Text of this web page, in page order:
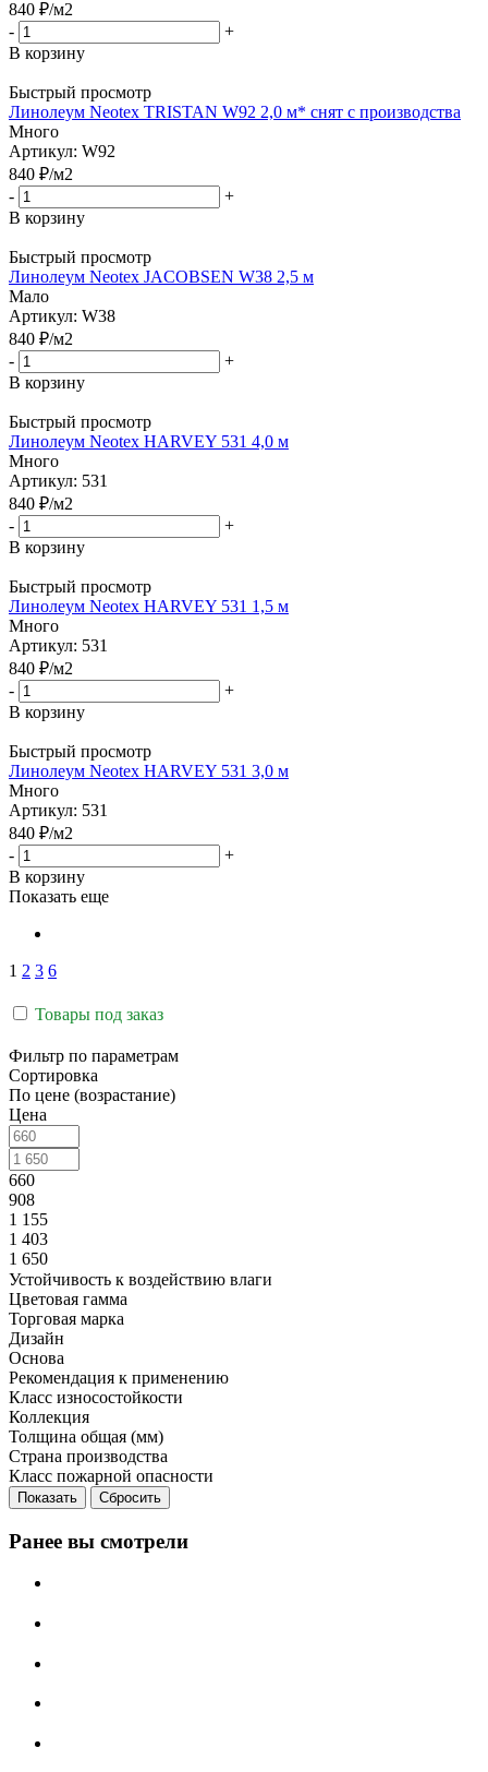
840 ₽/м2
-
+
В корзину
Быстрый просмотр
Линолеум Neotex TRISTAN W92 2,0 м* снят с производства
Много
Артикул: W92
840 ₽/м2
-
+
В корзину
Быстрый просмотр
Линолеум Neotex JACOBSEN W38 2,5 м
Мало
Артикул: W38
840 ₽/м2
-
+
В корзину
Быстрый просмотр
Линолеум Neotex HARVEY 531 4,0 м
Много
Артикул: 531
840 ₽/м2
-
+
В корзину
Быстрый просмотр
Линолеум Neotex HARVEY 531 1,5 м
Много
Артикул: 531
840 ₽/м2
-
+
В корзину
Быстрый просмотр
Линолеум Neotex HARVEY 531 3,0 м
Много
Артикул: 531
840 ₽/м2
-
+
В корзину
Показать еще
1 2 3 6
Товары под заказ
Фильтр по параметрам
Сортировка
По цене (возрастание)
Цена
660
908
1 155
1 403
1 650
Устойчивость к воздействию влаги
Цветовая гамма
Торговая марка
Дизайн
Основа
Рекомендация к применению
Класс износостойкости
Коллекция
Толщина общая (мм)
Страна производства
Класс пожарной опасности
Сбросить
Ранее вы смотрели